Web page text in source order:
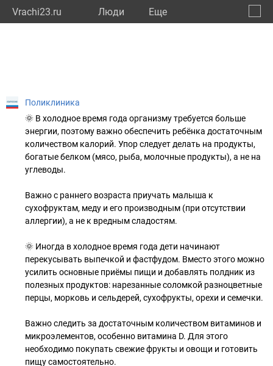
Vrachi23.ru Люди Eще
Поликлиника
🌞 В холодное время года организму требуется больше
энергии, поэтому важно обеспечить ребёнка достаточным
количеством калорий. Упор следует делать на продукты,
богатые белком (мясо, рыба, молочные продукты), а не на
углеводы.
Важно с раннего возраста приучать малыша к
сухофруктам, меду и его производным (при отсутствии
аллергии), а не к вредным сладостям.
🌞 Иногда в холодное время года дети начинают
перекусывать выпечкой и фастфудом. Вместо этого можно
усилить основные приёмы пищи и добавлять полдник из
полезных продуктов: нарезанные соломкой разноцветные
перцы, морковь и сельдерей, сухофрукты, орехи и семечки.
Важно следить за достаточным количеством витаминов и
микроэлементов, особенно витамина D. Для этого
необходимо покупать свежие фрукты и овощи и готовить
пищу самостоятельно.